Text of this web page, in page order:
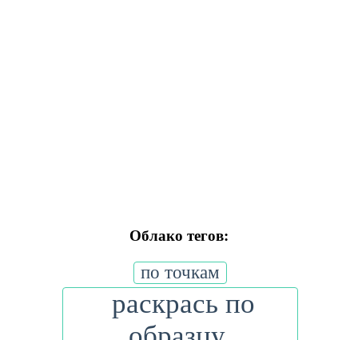
Облако тегов:
по точкам
раскрась по